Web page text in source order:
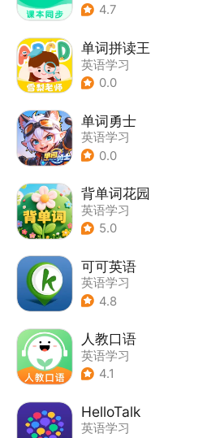
4.7
单词拼读王
英语学习
0.0
单词勇士
英语学习
0.0
背单词花园
英语学习
5.0
可可英语
英语学习
4.8
人教口语
英语学习
4.1
HelloTalk
英语学习